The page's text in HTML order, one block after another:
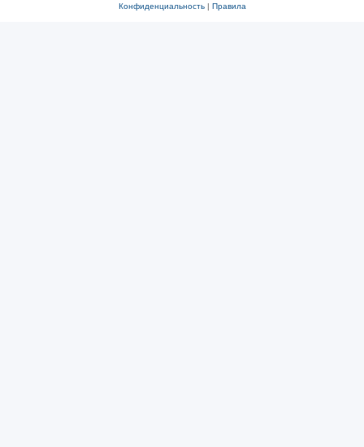
Конфиденциальность| Правила